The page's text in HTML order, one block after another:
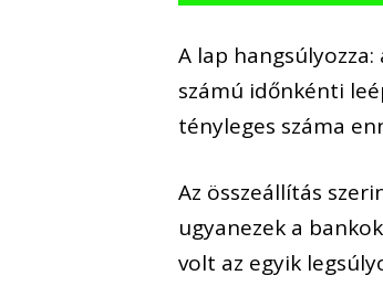
A lap
számú időnkénti
tényleges száma
Az összeállítás
ugyanezek a
volt az egyik